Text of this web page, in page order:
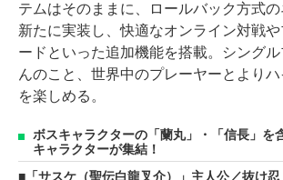
テムはそのままに、ロールバック方式
新たに実装し、快適なオンライン対戦
ードといった追加機能を搭載。シング
んのこと、世界中のプレーヤーとより
を楽しめる。
ボスキャラクターの「蘭丸」・「信長」を
キャラクターが集結！
「サスケ（聖伝白龍叉介）」主人公／抜け忍